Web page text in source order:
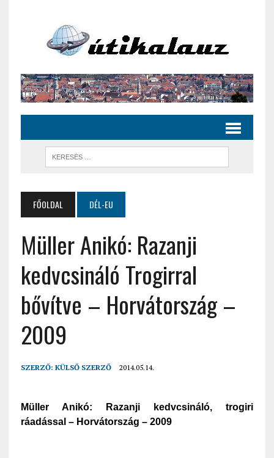
FŐOLDAL DÉL-EU
Müller Anikó: Razanji
kedvcsináló Trogirral
bővítve – Horvátország –
2009
SZERZŐ: KÜLSŐ SZERZŐ 2014.05.14.
Müller Anikó: Razanji kedvcsináló, trogiri
ráadással – Horvátország – 2009